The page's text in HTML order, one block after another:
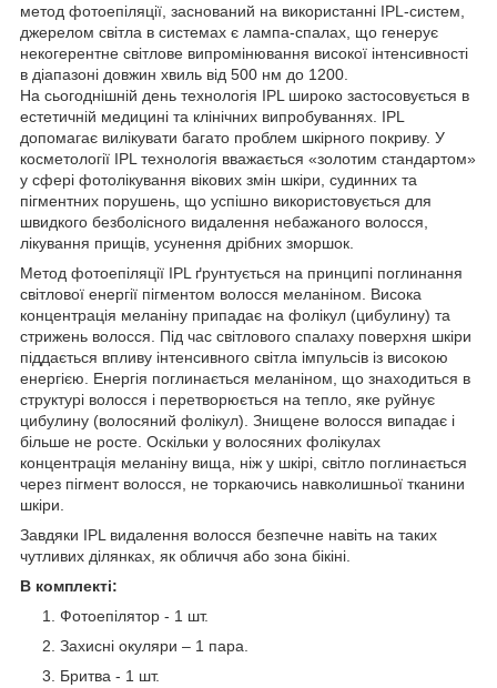
метод фотоепіляції, заснований на використанні IPL-систем,
джерелом світла в системах є лампа-спалах, що генерує
некогерентне світлове випромінювання високої інтенсивності
в діапазоні довжин хвиль від 500 нм до 1200.
На сьогоднішній день технологія IPL широко застосовується в
естетичній медицині та клінічних випробуваннях. IPL
допомагає вилікувати багато проблем шкірного покриву. У
косметології IPL технологія вважається «золотим стандартом»
у сфері фотолікування вікових змін шкіри, судинних та
пігментних порушень, що успішно використовується для
швидкого безболісного видалення небажаного волосся,
лікування прищів, усунення дрібних зморшок.
Метод фотоепіляції IPL ґрунтується на принципі поглинання
світлової енергії пігментом волосся меланіном. Висока
концентрація меланіну припадає на фолікул (цибулину) та
стрижень волосся. Під час світлового спалаху поверхня шкіри
піддається впливу інтенсивного світла імпульсів із високою
енергією. Енергія поглинається меланіном, що знаходиться в
структурі волосся і перетворюється на тепло, яке руйнує
цибулину (волосяний фолікул). Знищене волосся випадає і
більше не росте. Оскільки у волосяних фолікулах
концентрація меланіну вища, ніж у шкірі, світло поглинається
через пігмент волосся, не торкаючись навколишньої тканини
шкіри.
Завдяки IPL видалення волосся безпечне навіть на таких
чутливих ділянках, як обличчя або зона бікіні.
В комплекті:
Фотоепілятор - 1 шт.
Захисні окуляри – 1 пара.
Бритва - 1 шт.